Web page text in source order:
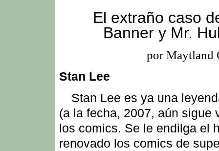
El extraño caso
Banner y Mr.
por Maytland
Stan Lee
Stan Lee es ya una
(a la fecha, 2007, aún sigue
los comics. Se le endilga el
renovado los comics de